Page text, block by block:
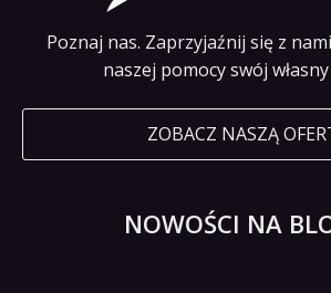
Poznaj nas. Zaprzyjaźnij się z
naszej pomocy swój
ZOBACZ NASZĄ
NOWOŚCI NA